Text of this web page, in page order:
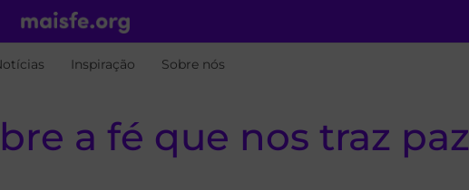
Inspiração Sobre nós
a fé que nos traz paz